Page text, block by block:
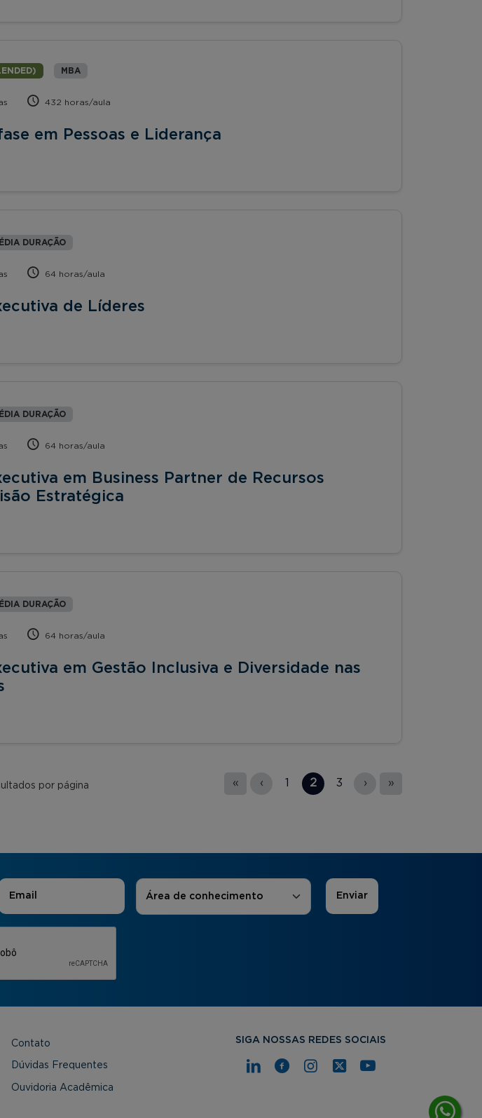
MBA
432 horas/aula
em Pessoas e Liderança
DURAÇÃO
64 horas/aula
de Líderes
DURAÇÃO
64 horas/aula
em Business Partner de Recursos
Estratégica
DURAÇÃO
64 horas/aula
em Gestão Inclusiva e Diversidade nas
por página « ‹ 1 2 3 › »
mail Áreas de Interesse
Área de conhecimento
Contato
Dúvidas Frequentes
Ouvidoria Acadêmica
SIGA NOSSAS REDES SOCIAIS